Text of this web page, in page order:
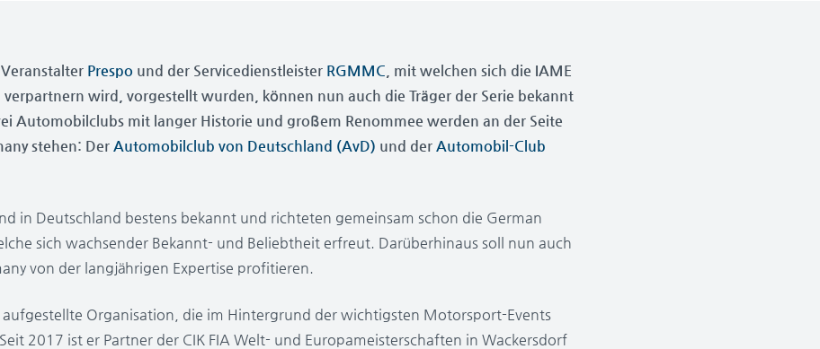
Prespo und der Servicedienstleister RGMMC , mit welchen sich die IAME
verpartnern wird, vorgestellt wurden, können nun auch die Träger der Serie bekannt
Automobilclubs mit langer Historie und großem Renommee werden an der Seite
stehen: Der Automobilclub von Deutschland (AvD) und der Automobil-Club
in Deutschland bestens bekannt und richteten gemeinsam schon die German
sich wachsender Bekannt- und Beliebtheit erfreut. Darüberhinaus soll nun auch
von der langjährigen Expertise profitieren.
aufgestellte Organisation, die im Hintergrund der wichtigsten Motorsport-Events
2017 ist er Partner der CIK FIA Welt- und Europameisterschaften in Wackersdorf